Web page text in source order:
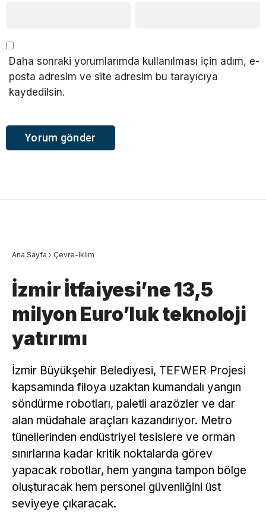
Daha sonraki yorumlarımda kullanılması için adım, e-
posta adresim ve site adresim bu tarayıcıya
kaydedilsin.
Ana Sayfa › Çevre-İklim
İzmir İtfaiyesi’ne 13,5
milyon Euro’luk teknoloji
yatırımı
İzmir Büyükşehir Belediyesi, TEFWER Projesi
kapsamında filoya uzaktan kumandalı yangın
söndürme robotları, paletli arazözler ve dar
alan müdahale araçları kazandırıyor. Metro
tünellerinden endüstriyel tesislere ve orman
sınırlarına kadar kritik noktalarda görev
yapacak robotlar, hem yangına tampon bölge
oluşturacak hem personel güvenliğini üst
seviyeye çıkaracak.